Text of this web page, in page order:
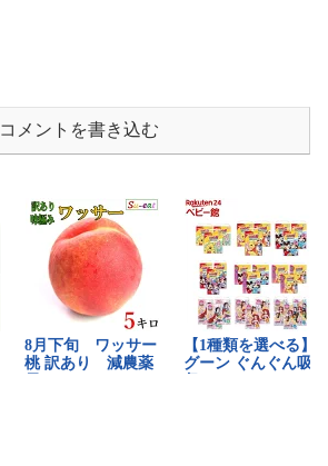
コメントを書き込む